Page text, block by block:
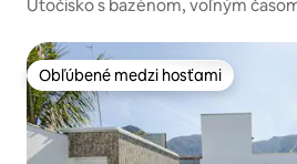
Útočisko s bazénom, voľným
Obľúbené medzi hosťami
Obľúbené medzi hosťami